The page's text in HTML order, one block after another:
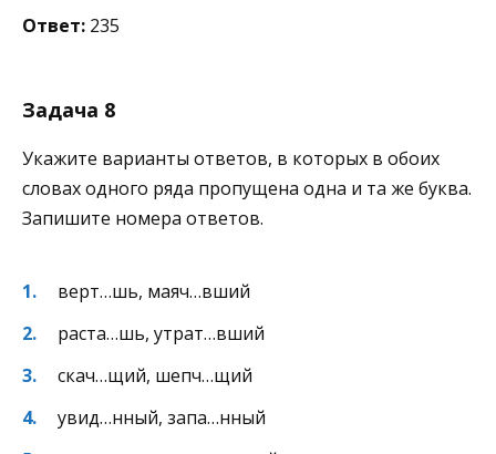
Ответ: 235
Задача 8
Укажите варианты ответов, в которых в обоих
словах одного ряда пропущена одна и та же буква.
Запишите номера ответов.
верт…шь, маяч…вший
раста…шь, утрат…вший
скач…щий, шепч…щий
увид…нный, запа…нный